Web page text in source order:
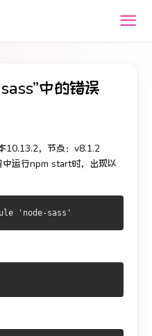
中的错误
10.13.2，节点：v8.1.2
运行npm start时，出现以